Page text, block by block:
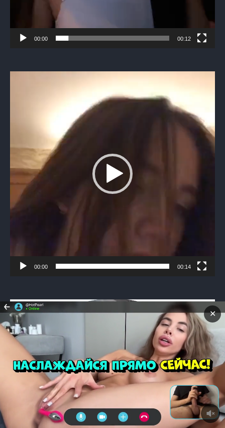
00:00 00:12
00:00 00:14
Видеоплеер
✕